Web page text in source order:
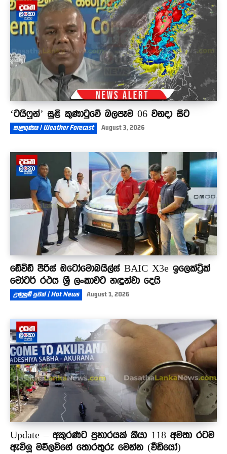
පැටලෙයි - අපි හැමදාම ගෙව්වේ පොටෝකොපිවලට
විතරනේ
07:32
‘ටයිෆූන්’ සුළි කුණාටුවේ බලපෑම 06 වනදා සිට
කාළගුණය | Weather Forecast August 3, 2026
ඩේවිඩ් පීරිස් ඔටෝමොබයිල්ස් BAIC X3e ඉලෙක්ට්‍රික්
මෝටර් රථය ශ්‍රී ලංකාවට හඳුන්වා දෙයි
උණුසුම් පුවත් | Hot News August 1, 2026
Update – අකුරණට ප්‍රහාරයක් කියා 118 අමතා රටම
ඇවිලූ මව්ලවිගේ තොරතුරු මෙන්න (වීඩියෝ)